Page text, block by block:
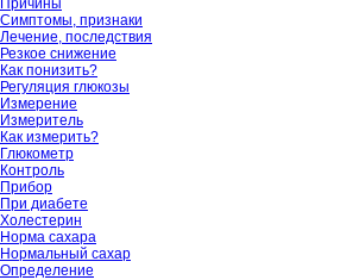
Причины
Симптомы, признаки
Лечение, последствия
Резкое снижение
Как понизить?
Регуляция глюкозы
Измерение
Измеритель
Как измерить?
Глюкометр
Контроль
Прибор
При диабете
Холестерин
Норма сахара
Нормальный сахар
Определение